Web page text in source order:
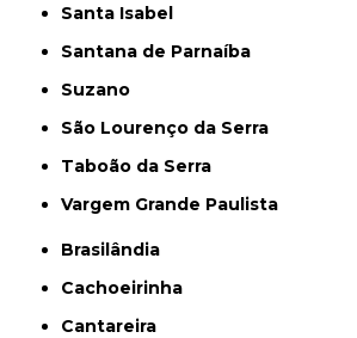
Santa Isabel
Santana de Parnaíba
Suzano
São Lourenço da Serra
Taboão da Serra
Vargem Grande Paulista
Brasilândia
Cachoeirinha
Cantareira